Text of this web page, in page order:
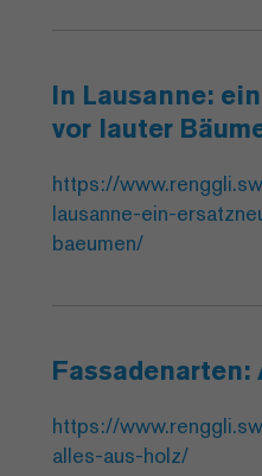
In Lausanne:
vor lauter
https://
lausanne-ein-
baeumen/
Fassadenarten:
https://
alles-aus-holz/